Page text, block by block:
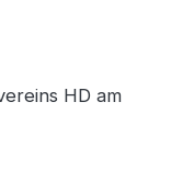
HD am